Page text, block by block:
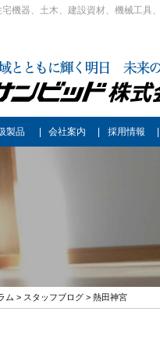
宅機器、土木、建設資材、機械工
製品 会社案内 採用情報
ム > スタッフブログ > 熱田神宮